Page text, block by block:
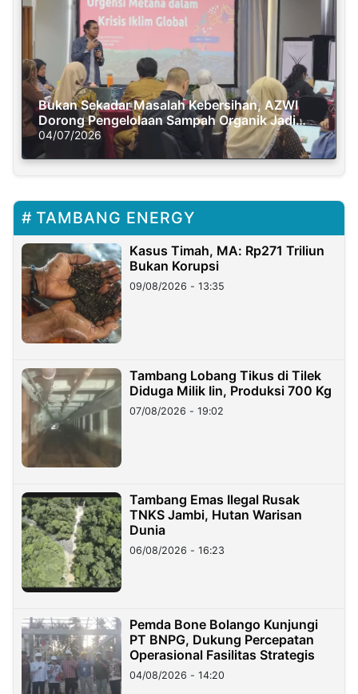
Bukan Sekadar Masalah Kebersihan, AZWI
Dorong Pengelolaan Sampah Organik Jadi
Solusi Krisis Iklim
04/07/2026
TAMBANG ENERGY
Kasus Timah, MA: Rp271 Triliun
Bukan Korupsi
09/08/2026 - 13:35
Tambang Lobang Tikus di Tilek
Diduga Milik Iin, Produksi 700 Kg
07/08/2026 - 19:02
Tambang Emas Ilegal Rusak
TNKS Jambi, Hutan Warisan
Dunia
06/08/2026 - 16:23
Pemda Bone Bolango Kunjungi
PT BNPG, Dukung Percepatan
Operasional Fasilitas Strategis
04/08/2026 - 14:20